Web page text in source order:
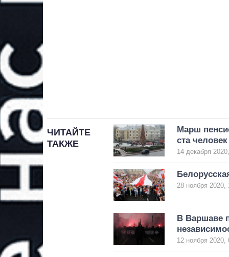
ЧИТАЙТЕ
ТАКЖЕ
Марш
ста человек
14 декабря
28 ноября 2020,
В Варшаве
12 ноября 2020,